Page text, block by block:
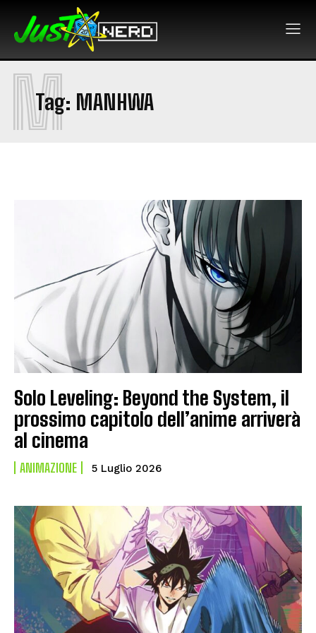
Tag: MANHWA
M
Solo Leveling: Beyond the System, il
prossimo capitolo dell’anime arriverà
al cinema
ANIMAZIONE 5 Luglio 2026